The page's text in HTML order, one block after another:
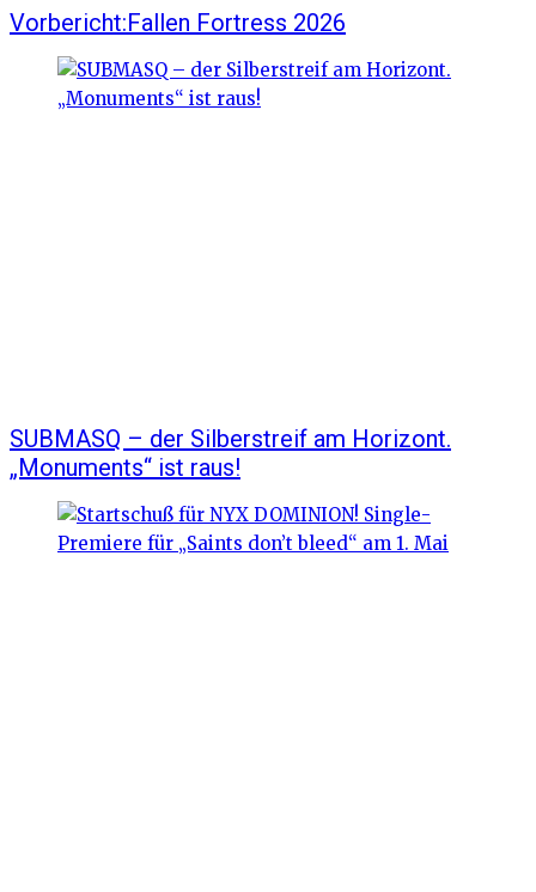
Vorbericht:Fallen Fortress 2026
SUBMASQ – der Silberstreif am Horizont.
„Monuments“ ist raus!